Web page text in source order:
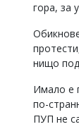
гора, за
нищо
Имало е
по-
ПУП не